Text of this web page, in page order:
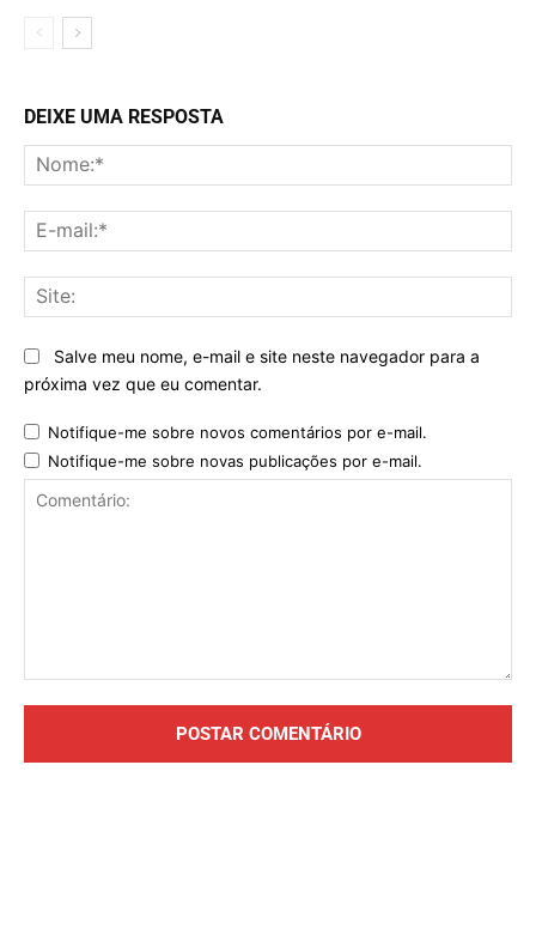
DEIXE UMA RESPOSTA
Salve meu nome, e-mail e site neste navegador para a
próxima vez que eu comentar.
Notifique-me sobre novos comentários por e-mail.
Notifique-me sobre novas publicações por e-mail.